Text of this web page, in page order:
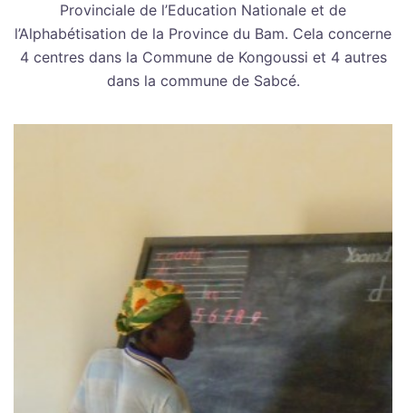
Provinciale de l’Education Nationale et de
l’Alphabétisation de la Province du Bam. Cela concerne
4 centres dans la Commune de Kongoussi et 4 autres
dans la commune de Sabcé.